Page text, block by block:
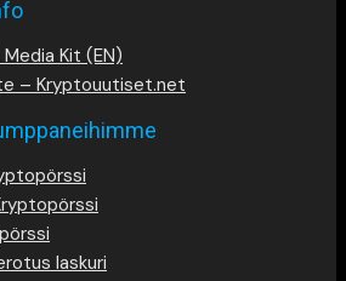
Kit (EN)
– Kryptouutiset.net
laskuri